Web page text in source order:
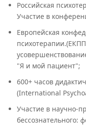
Российская
Участие в
Европейская
"Я и мой пациент";
600+ часов
(International
Участие в научно-
бессознательного: